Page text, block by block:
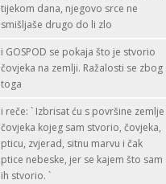
tijekom dana, njegovo srce ne
smišljaše drugo do li zlo
i GOSPOD se pokaja što je stvorio
čovjeka na zemlji. Ražalosti se zbog
toga
i reče: ` Izbrisat ću s površine zemlje
čovjeka kojeg sam stvorio, čovjeka,
pticu, zvjerad, sitnu marvu i čak
ptice nebeske, jer se kajem što sam
ih stvorio. `